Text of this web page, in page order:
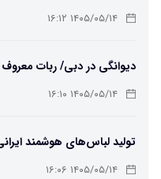
۱۴۰۵/۰۵/۱۴ ۱۶:۱۲
دیوانگی در دبی/ ربات معروف
۱۴۰۵/۰۵/۱۴ ۱۶:۱۰
تولید لباس‌های هوشمند
کریگامی»
۱۴۰۵/۰۵/۱۴ ۱۶:۰۶